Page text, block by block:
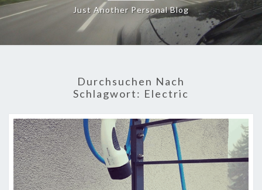
Just Another Personal Blog
Durchsuchen Nach
Schlagwort: Electric